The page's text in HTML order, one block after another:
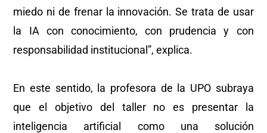
miedo ni de frenar la innovación. Se trata de usar
la IA con conocimiento, con prudencia y con
responsabilidad institucional”, explica.
En este sentido, la profesora de la UPO subraya
que el objetivo del taller no es presentar la
inteligencia artificial como una solución